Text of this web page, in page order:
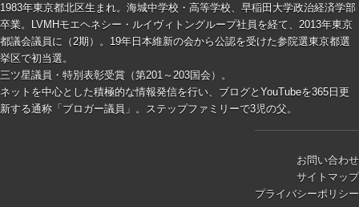
1983年東京都北区生まれ。海城中学校・高等学校、早稲田大学政治経済学部
卒業。LVMHモエヘネシー・ルイヴィトングループ社員を経て、2013年東京
都議会議員に（2期）。19年日本維新の会から公認を受けた参院選東京都選
挙区で初当選。
三ツ星議員・特別表彰受賞（第201～203国会）。
ネットを中心とした積極的な情報発信を行い、ブログとYouTubeを365日更
新する通称「ブロガー議員」。ステップファミリーで3児の父。
お問い合わせ
サイトマップ
プライバシーポリシー